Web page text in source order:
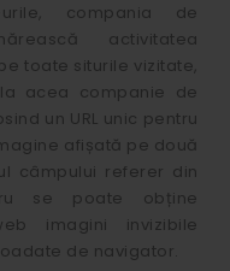
compania de
activitatea
toate siturile vizitate,
acea companie de
un URL unic pentru
afișată pe două
câmpului referer din
se poate obține
imagini invizibile
de navigator.